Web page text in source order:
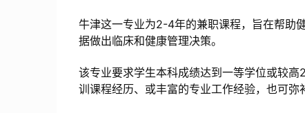
牛津这一专业为2-4年的兼职课程，旨在帮助
据做出临床和健康管理决策。
该专业要求学生本科成绩达到一等学位或较
训课程经历、或丰富的专业工作经验，也可弥